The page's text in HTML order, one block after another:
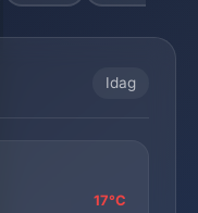
Idag
17°C